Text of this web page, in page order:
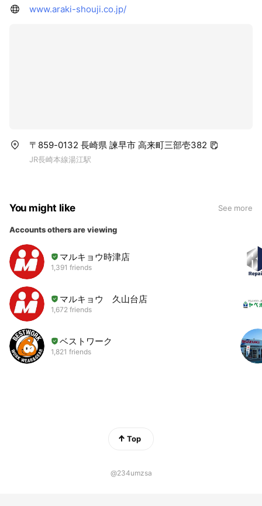
www.araki-shouji.co.jp/
〒859-0132 長崎県 諫早市 高来町三部壱382
JR長崎本線湯江駅
You might like See more
Accounts others are viewing
マルキョウ時津店
1,391 friends
マルキョウ 久山台店
1,672 friends
ベストワーク
1,821 friends
Top
@234umzsa